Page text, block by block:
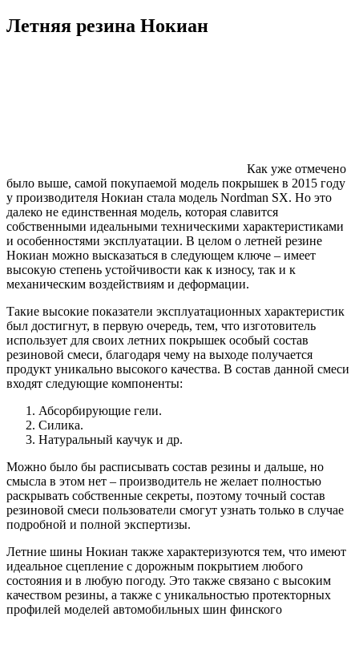
Летняя резина Нокиан
Как уже отмечено
было выше, самой покупаемой модель покрышек в 2015 году
у производителя Нокиан стала модель Nordman SX. Но это
далеко не единственная модель, которая славится
собственными идеальными техническими характеристиками
и особенностями эксплуатации. В целом о летней резине
Нокиан можно высказаться в следующем ключе – имеет
высокую степень устойчивости как к износу, так и к
механическим воздействиям и деформации.
Такие высокие показатели эксплуатационных характеристик
был достигнут, в первую очередь, тем, что изготовитель
использует для своих летних покрышек особый состав
резиновой смеси, благодаря чему на выходе получается
продукт уникально высокого качества. В состав данной смеси
входят следующие компоненты:
Абсорбирующие гели.
Силика.
Натуральный каучук и др.
Можно было бы расписывать состав резины и дальше, но
смысла в этом нет – производитель не желает полностью
раскрывать собственные секреты, поэтому точный состав
резиновой смеси пользователи смогут узнать только в случае
подробной и полной экспертизы.
Летние шины Нокиан также характеризуются тем, что имеют
идеальное сцепление с дорожным покрытием любого
состояния и в любую погоду. Это также связано с высоким
качеством резины, а также с уникальностью протекторных
профилей моделей автомобильных шин финского